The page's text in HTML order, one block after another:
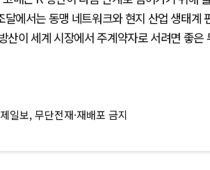
달에서는 동맹 네트워크와 현지 산업 생태
산이 세계 시장에서 주계약자로 서려면 좋
보, 무단전재·재배포 금지